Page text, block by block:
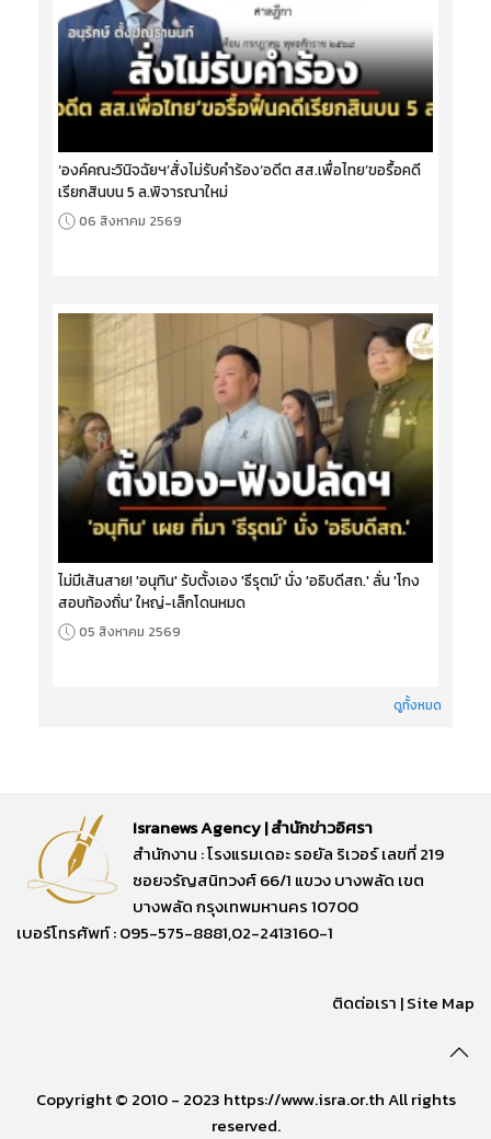
‘องค์คณะวินิจฉัยฯ’สั่งไม่รับคำร้อง‘อดีต สส.เพื่อไทย’ขอรื้อคดี
เรียกสินบน 5 ล.พิจารณาใหม่
06 สิงหาคม 2569
ไม่มีเส้นสาย! 'อนุทิน' รับตั้งเอง 'ธีรุตม์' นั่ง 'อธิบดีสถ.' ลั่น 'โกง
สอบท้องถิ่น' ใหญ่-เล็กโดนหมด
05 สิงหาคม 2569
ดูทั้งหมด
Isranews Agency | สำนักข่าวอิศรา
สำนักงาน : โรงแรมเดอะ รอยัล ริเวอร์ เลขที่ 219
ซอยจรัญสนิทวงศ์ 66/1 แขวง บางพลัด เขต
บางพลัด กรุงเทพมหานคร 10700
เบอร์โทรศัพท์ : 095-575-8881,02-2413160-1
ติดต่อเรา |Site Map
Copyright © 2010 - 2023 https://www.isra.or.th All rights
reserved.